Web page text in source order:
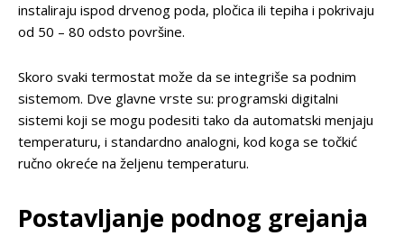
instaliraju ispod drvenog poda, pločica ili tepiha i pokrivaju
od 50 – 80 odsto površine.
Skoro svaki termostat može da se integriše sa podnim
sistemom. Dve glavne vrste su: programski digitalni
sistemi koji se mogu podesiti tako da automatski menjaju
temperaturu, i standardno analogni, kod koga se točkić
ručno okreće na željenu temperaturu.
Postavljanje podnog grejanja